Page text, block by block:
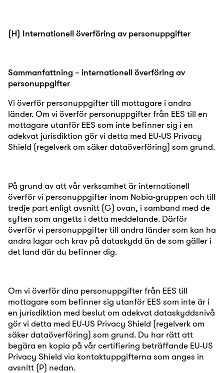
(H) Internationell överföring av personuppgifter
Sammanfattning – internationell överföring av
personuppgifter
Vi överför personuppgifter till mottagare i andra
länder. Om vi överför personuppgifter från EES till en
mottagare utanför EES som inte befinner sig i en
adekvat jurisdiktion gör vi detta med EU-US Privacy
Shield (regelverk om säker dataöverföring) som grund.
På grund av att vår verksamhet är internationell
överför vi personuppgifter inom Nobia-gruppen och till
tredje part enligt avsnitt (G) ovan, i samband med de
syften som angetts i detta meddelande. Därför
överför vi personuppgifter till andra länder som kan ha
andra lagar och krav på dataskydd än de som gäller i
det land där du befinner dig.
Om vi överför dina personuppgifter från EES till
mottagare som befinner sig utanför EES som inte är i
en jurisdiktion med beslut om adekvat dataskyddsnivå
gör vi detta med EU-US Privacy Shield (regelverk om
säker dataöverföring) som grund. Du har rätt att
begära en kopia på vår certifiering beträffande EU-US
Privacy Shield via kontaktuppgifterna som anges in
avsnitt (P) nedan.